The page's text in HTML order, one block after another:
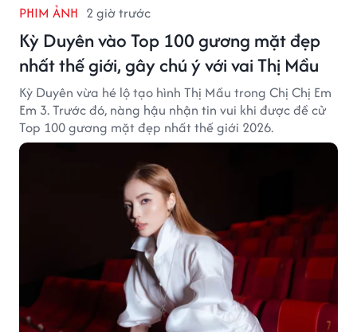
PHIM ẢNH 2 giờ trước
Kỳ Duyên vào Top 100 gương mặt đẹp
nhất thế giới, gây chú ý với vai Thị Mầu
Kỳ Duyên vừa hé lộ tạo hình Thị Mầu trong Chị Chị Em
Em 3. Trước đó, nàng hậu nhận tin vui khi được đề cử
Top 100 gương mặt đẹp nhất thế giới 2026.